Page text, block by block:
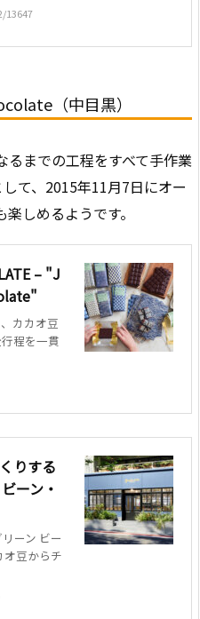
13647
（中目黒）
るまでの工程をすべて手作業
て、2015年11月7日にオー
しめるようです。
– "J
カカオ豆
程を一貫
りする
ーン・
ーン ビー
オ豆からチ